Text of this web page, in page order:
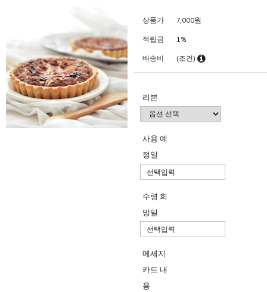
상품가 7,000원
적립금 1%
배송비 (조건)
리본
사용 예
정일
수령 희
망일
메세지
카드 내
용